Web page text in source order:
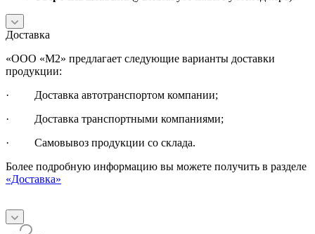
Доставка
«ООО «М2» предлагает следующие варианты доставки
продукции:
· Доставка автотранспортом компании;
· Доставка транспортными компаниями;
· Самовывоз продукции со склада.
Более подробную информацию вы можете получить в разделе
«Доставка»